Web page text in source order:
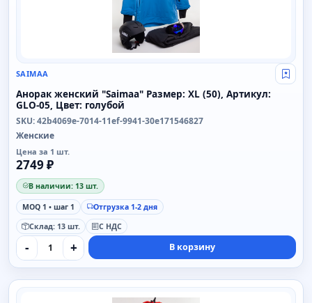
SAIMAA Свой
Анорак женский "Saimaa" Размер: XL (50), Артикул:
GLO-05, Цвет: голубой
SKU: 42b4069e-7014-11ef-9941-30e171546827
Женские
Цена за 1 шт.
2749 ₽
В наличии: 13 шт.
MOQ 1 • шаг 1
Отгрузка 1-2 дня
Склад: 13 шт.
С НДС
- + В корзину
SAIMAA